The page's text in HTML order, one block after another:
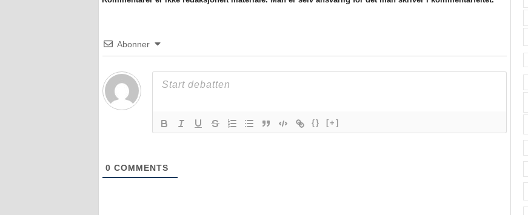
Abonner
{} [+]
0 COMMENTS